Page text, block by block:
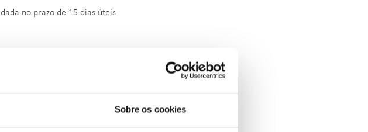
Sobre os cookies
dada no prazo de 15 dias úteis